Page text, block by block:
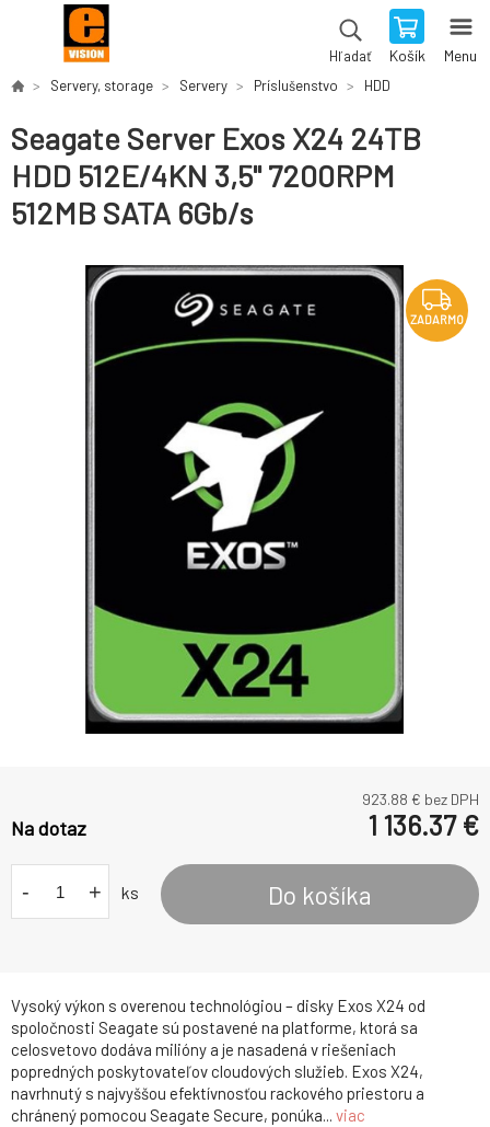
Hľadať Košík Menu
Servery, storage Servery Príslušenstvo HDD
Seagate Server Exos X24 24TB
HDD 512E/4KN 3,5" 7200RPM
512MB SATA 6Gb/s
ZADARMO
Vysoký výkon s overenou technológiou – disky Exos X24 od
spoločnosti Seagate sú postavené na platforme, ktorá sa
celosvetovo dodáva milióny a je nasadená v riešeniach
popredných poskytovateľov cloudových služieb. Exos X24,
navrhnutý s najvyššou efektívnosťou rackového priestoru a
chránený pomocou Seagate Secure, ponúka... viac
923.88 € bez DPH
Na dotaz 1 136.37€
- + ks Do košíka